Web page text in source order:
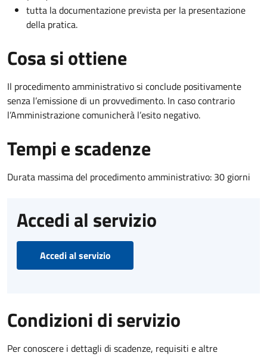
tutta la documentazione prevista per la presentazione
della pratica.
Cosa si ottiene
Il procedimento amministrativo si conclude positivamente
senza l’emissione di un provvedimento. In caso contrario
l’Amministrazione comunicherà l’esito negativo.
Tempi e scadenze
Durata massima del procedimento amministrativo: 30 giorni
Accedi al servizio
Accedi al servizio
Condizioni di servizio
Per conoscere i dettagli di scadenze, requisiti e altre